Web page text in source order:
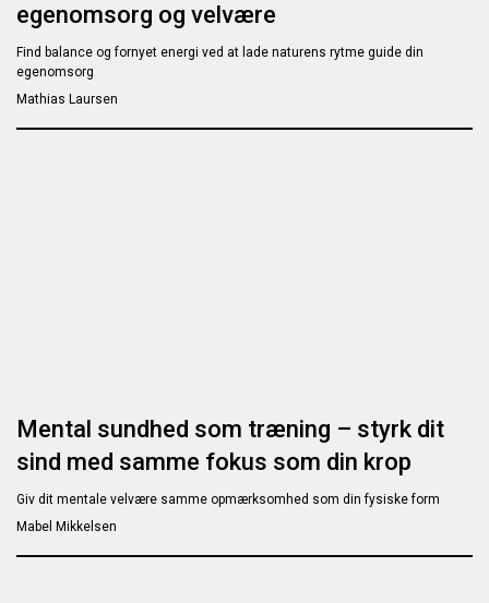
egenomsorg og velvære
Find balance og fornyet energi ved at lade naturens rytme guide din
egenomsorg
Mathias Laursen
Mental sundhed som træning – styrk dit
sind med samme fokus som din krop
Giv dit mentale velvære samme opmærksomhed som din fysiske form
Mabel Mikkelsen